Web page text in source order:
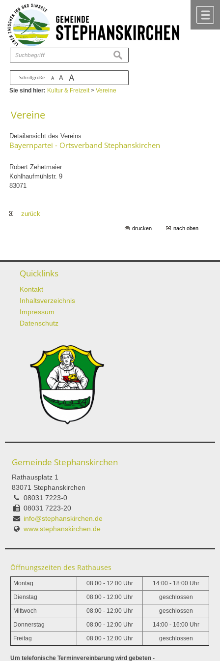
Zum Inhalt ,zur Navigation
Schriftgröße A A A
suchen
Sie sind hier: Kultur & Freizeit>Vereine
Vereine
Detailansicht des Vereins
Bayernpartei - Ortsverband Stephanskirchen
Robert Zehetmaier
Kohlhaufmühlstr. 9
83071
zurück
drucken nach oben
Quicklinks
Kontakt
Inhaltsverzeichnis
Impressum
Datenschutz
Gemeinde Stephanskirchen
Rathausplatz 1
83071 Stephanskirchen
08031 7223-0
08031 7223-20
info@stephanskirchen.de
www.stephanskirchen.de
Öffnungszeiten des Rathauses
Montag 08:00 - 12:00 Uhr 14:00 - 18:00 Uhr
Dienstag 08:00 - 12:00 Uhr geschlossen
Mittwoch 08:00 - 12:00 Uhr geschlossen
Donnerstag 08:00 - 12:00 Uhr 14:00 - 16:00 Uhr
Freitag 08:00 - 12:00 Uhr geschlossen
Um telefonische Terminvereinbarung wird gebeten -